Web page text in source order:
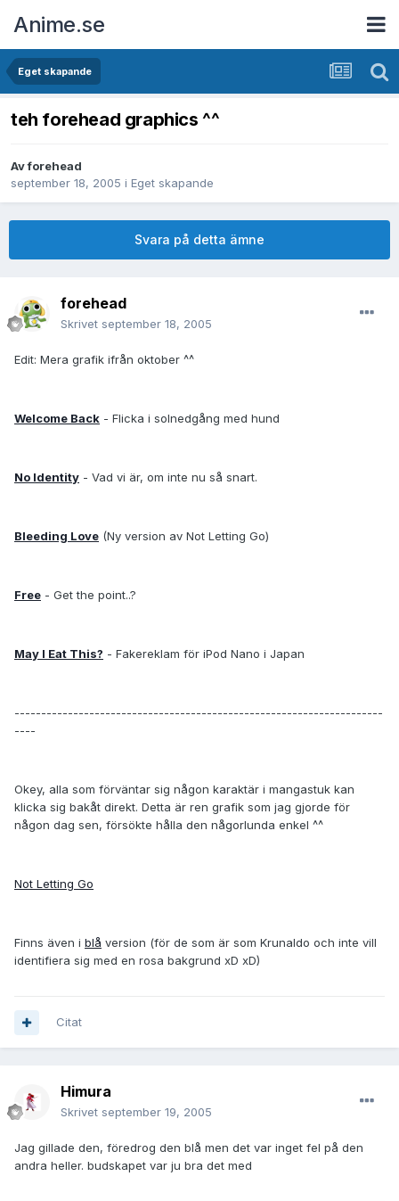
Anime.se
Eget skapande
teh forehead graphics ^^
Avforehead
september 18, 2005 i Eget skapande
Svara på detta ämne
forehead
Skrivet september 18, 2005
Edit: Mera grafik ifrån oktober ^^
Welcome Back - Flicka i solnedgång med hund
No Identity - Vad vi är, om inte nu så snart.
Bleeding Love (Ny version av Not Letting Go)
Free - Get the point..?
May I Eat This? - Fakereklam för iPod Nano i Japan
---------------------------------------------------------------------
----
Okey, alla som förväntar sig någon karaktär i mangastuk kan
klicka sig bakåt direkt. Detta är ren grafik som jag gjorde för
någon dag sen, försökte hålla den någorlunda enkel ^^
Not Letting Go
Finns även i blå version (för de som är som Krunaldo och inte vill
identifiera sig med en rosa bakgrund xD xD)
Citat
Himura
Skrivet september 19, 2005
Jag gillade den, föredrog den blå men det var inget fel på den
andra heller. budskapet var ju bra det med